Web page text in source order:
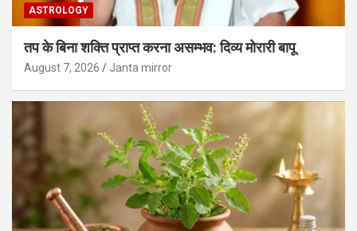
ASTROLOGY
तप के बिना शक्ति प्राप्त करना असम्भव: दिव्य मोरारी बापू
August 7, 2026 Janta mirror